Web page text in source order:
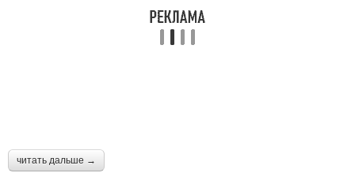
читать дальше →